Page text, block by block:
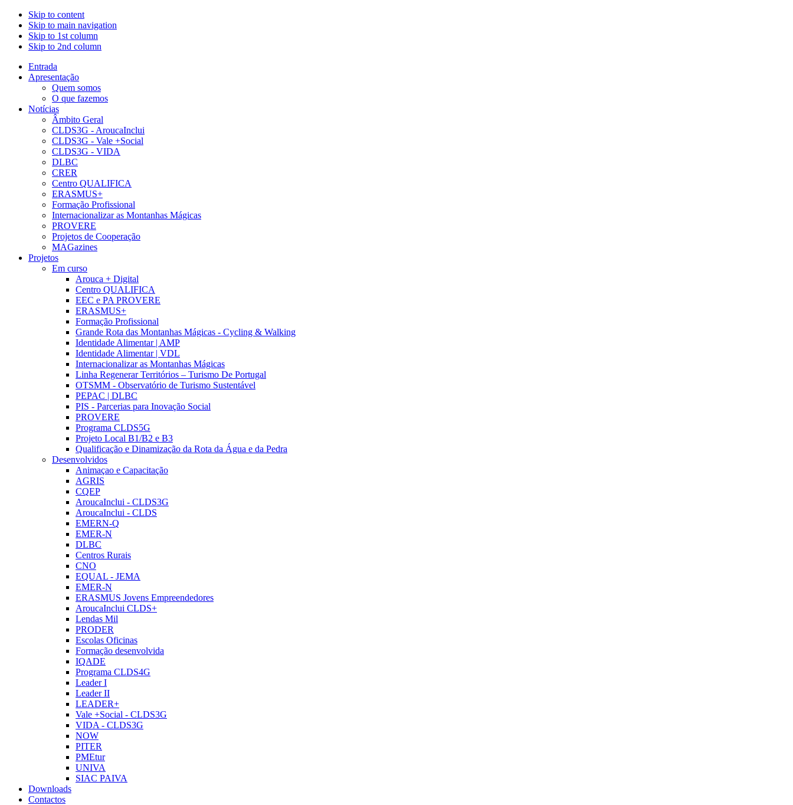
Skip to content
Skip to main navigation
Skip to 1st column
Skip to 2nd column
Entrada
Apresentação
Quem somos
O que fazemos
Notícias
Âmbito Geral
CLDS3G - AroucaInclui
CLDS3G - Vale +Social
CLDS3G - VIDA
DLBC
CRER
Centro QUALIFICA
ERASMUS+
Formação Profissional
Internacionalizar as Montanhas Mágicas
PROVERE
Projetos de Cooperação
MAGazines
Projetos
Em curso
Arouca + Digital
Centro QUALIFICA
EEC e PA PROVERE
ERASMUS+
Formação Profissional
Grande Rota das Montanhas Mágicas - Cycling & Walking
Identidade Alimentar | AMP
Identidade Alimentar | VDL
Internacionalizar as Montanhas Mágicas
Linha Regenerar Territórios – Turismo De Portugal
OTSMM - Observatório de Turismo Sustentável
PEPAC | DLBC
PIS - Parcerias para Inovação Social
PROVERE
Programa CLDS5G
Projeto Local B1/B2 e B3
Qualificação e Dinamização da Rota da Água e da Pedra
Desenvolvidos
Animaçao e Capacitação
AGRIS
CQEP
AroucaInclui - CLDS3G
AroucaInclui - CLDS
EMERN-Q
EMER-N
DLBC
Centros Rurais
CNO
EQUAL - JEMA
EMER-N
ERASMUS Jovens Empreendedores
AroucaInclui CLDS+
Lendas Mil
PRODER
Escolas Oficinas
Formação desenvolvida
IQADE
Programa CLDS4G
Leader I
Leader II
LEADER+
Vale +Social - CLDS3G
VIDA - CLDS3G
NOW
PITER
PMEtur
UNIVA
SIAC PAIVA
Downloads
Contactos